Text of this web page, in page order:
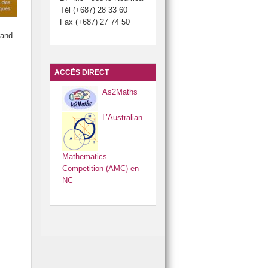
Tél (+687) 28 33 60
Fax (+687) 27 74 50
ACCÈS DIRECT
As2Maths
L’Australian
Mathematics
Competition (AMC) en
NC